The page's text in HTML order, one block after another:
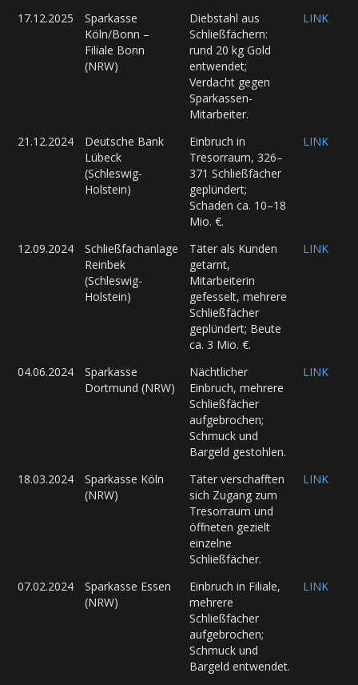
17.12.2025
Sparkasse
Köln/Bonn –
Filiale Bonn
(NRW)
Diebstahl aus
Schließfächern:
rund 20 kg Gold
entwendet;
Verdacht gegen
Sparkassen-
Mitarbeiter.
LINK
21.12.2024
Deutsche Bank
Lübeck
(Schleswig-
Holstein)
Einbruch in
Tresorraum, 326–
371 Schließfächer
geplündert;
Schaden ca. 10–18
Mio. €.
LINK
12.09.2024
Schließfachanlage
Reinbek
(Schleswig-
Holstein)
Täter als Kunden
getarnt,
Mitarbeiterin
gefesselt, mehrere
Schließfächer
geplündert; Beute
ca. 3 Mio. €.
LINK
04.06.2024
Sparkasse
Dortmund (NRW)
Nächtlicher
Einbruch, mehrere
Schließfächer
aufgebrochen;
Schmuck und
Bargeld gestohlen.
LINK
18.03.2024
Sparkasse Köln
(NRW)
Täter verschafften
sich Zugang zum
Tresorraum und
öffneten gezielt
einzelne
Schließfächer.
LINK
07.02.2024
Sparkasse Essen
(NRW)
Einbruch in Filiale,
mehrere
Schließfächer
aufgebrochen;
Schmuck und
Bargeld entwendet.
LINK